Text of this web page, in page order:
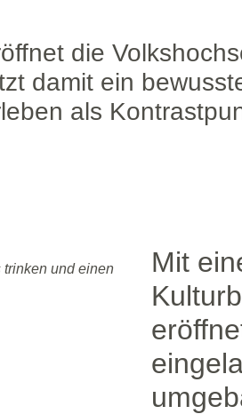
die
damit ein
als
trinken und einen
Mit